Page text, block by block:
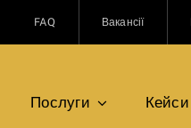
FAQ Вакансії
Послуги Кейси